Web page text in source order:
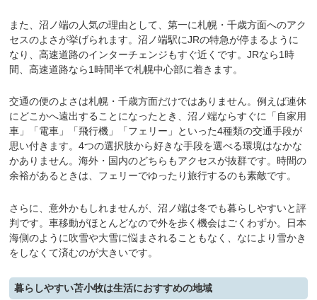
また、沼ノ端の人気の理由として、第一に札幌・千歳方面へのアク
セスのよさが挙げられます。沼ノ端駅にJRの特急が停まるように
なり、高速道路のインターチェンジもすぐ近くです。JRなら1時
間、高速道路なら1時間半で札幌中心部に着きます。
交通の便のよさは札幌・千歳方面だけではありません。例えば連休
にどこかへ遠出することになったとき、沼ノ端ならすぐに「自家用
車」「電車」「飛行機」「フェリー」といった4種類の交通手段が
思い付きます。4つの選択肢から好きな手段を選べる環境はなかな
かありません。海外・国内のどちらもアクセスが抜群です。時間の
余裕があるときは、フェリーでゆったり旅行するのも素敵です。
さらに、意外かもしれませんが、沼ノ端は冬でも暮らしやすいと評
判です。車移動がほとんどなので外を歩く機会はごくわずか。日本
海側のように吹雪や大雪に悩まされることもなく、なにより雪かき
をしなくて済むのが大きいです。
暮らしやすい苫小牧は生活におすすめの地域